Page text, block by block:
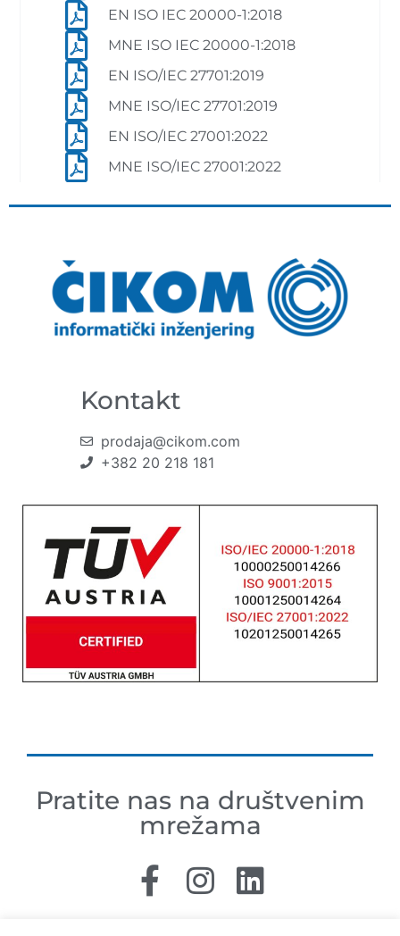
EN ISO IEC 20000-1:2018
MNE ISO IEC 20000-1:2018
EN ISO/IEC 27701:2019
MNE ISO/IEC 27701:2019
EN ISO/IEC 27001:2022
MNE ISO/IEC 27001:2022
Kontakt
prodaja@cikom.com
+382 20 218 181
Pratite nas na društvenim
mrežama